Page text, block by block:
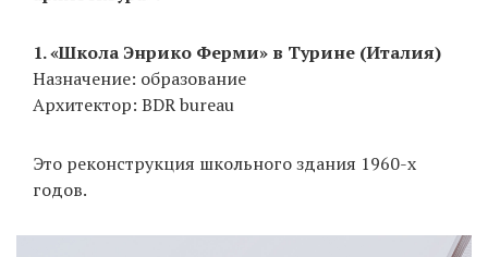
1. «Школа Энрико Ферми» в Турине (Италия)
Назначение: образование
Архитектор: BDR bureau
Это реконструкция школьного здания 1960-х
годов.